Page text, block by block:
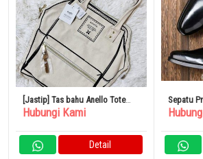
[Jastip] Tas bahu Anello Tote
Bag
Hubungi Kami
Detail
Sepatu
isme